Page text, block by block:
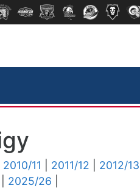
2010/11 2011/12 2012/13
2025/26